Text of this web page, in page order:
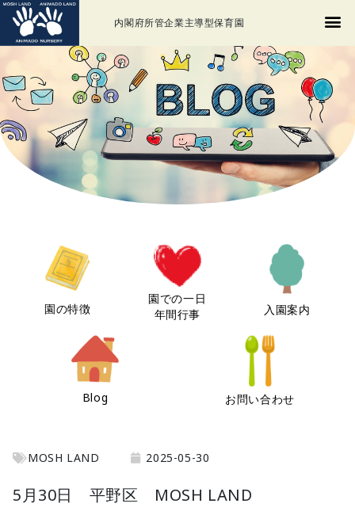
内閣府所管企業主導型保育園
園の特徴
園での一日
年間行事
入園案内
Blog お問い合わせ
MOSH LAND 2025-05-30
5月30日 平野区 MOSH LAND